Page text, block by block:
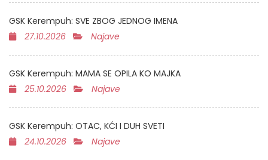
GSK Kerempuh: SVE ZBOG JEDNOG IMENA
27.10.2026
Najave
GSK Kerempuh: MAMA SE OPILA KO MAJKA
25.10.2026
Najave
GSK Kerempuh: OTAC, KĆI I DUH SVETI
24.10.2026
Najave